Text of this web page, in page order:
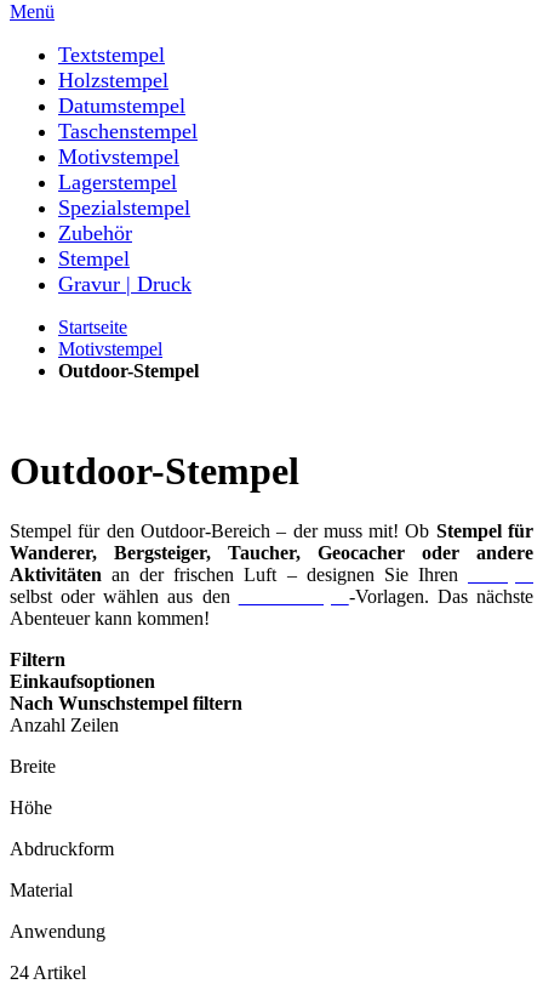
Menü
Textstempel
Holzstempel
Datumstempel
Taschenstempel
Motivstempel
Lagerstempel
Spezialstempel
Zubehör
Stempel
Gravur | Druck
Startseite
Motivstempel
Outdoor-Stempel
Outdoor-Stempel
Stempel für den Outdoor-Bereich – der muss mit! Ob Stempel für
Wanderer, Bergsteiger, Taucher, Geocacher oder andere
Aktivitäten an der frischen Luft – designen Sie Ihren
selbst oder wählen aus den
-Vorlagen. Das nächste
Abenteuer kann kommen!
Filtern
Einkaufsoptionen
Nach Wunschstempel filtern
Anzahl Zeilen
Breite
Höhe
Abdruckform
Material
Anwendung
24 Artikel